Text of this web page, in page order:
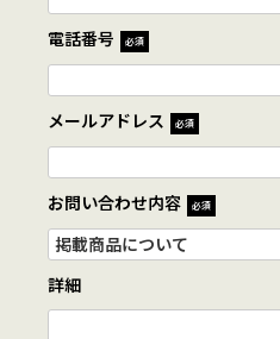
電話番号 必須
メールアドレス 必須
お問い合わせ内容 必須
詳細